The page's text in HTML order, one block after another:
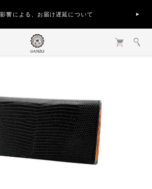
響による、お届け遅延について